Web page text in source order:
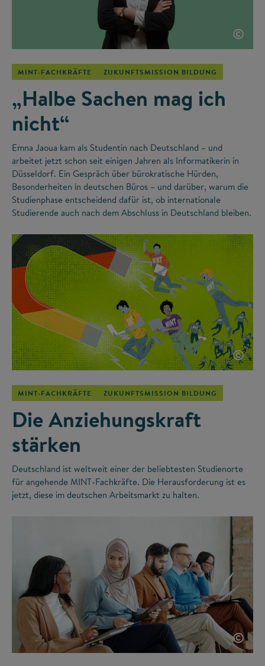
©
MINT-FACHKRÄFTE ZUKUNFTSMISSION BILDUNG
„Halbe Sachen mag ich
nicht“
Emna Jaoua kam als Studentin nach Deutschland – und
arbeitet jetzt schon seit einigen Jahren als Informatikerin in
Düsseldorf. Ein Gespräch über bürokratische Hürden,
Besonderheiten in deutschen Büros – und darüber, warum die
Studienphase entscheidend dafür ist, ob internationale
Studierende auch nach dem Abschluss in Deutschland bleiben.
©
MINT-FACHKRÄFTE ZUKUNFTSMISSION BILDUNG
Die Anziehungskraft
stärken
Deutschland ist weltweit einer der beliebtesten Studienorte
für angehende MINT-Fachkräfte. Die Herausforderung ist es
jetzt, diese im deutschen Arbeitsmarkt zu halten.
©